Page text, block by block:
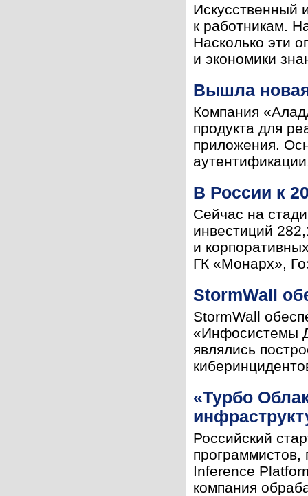
Искусственный
к работникам.
Насколько эти
и экономики
Вышла
Компания
продукта для
приложения.
В России к
Сейчас на
инвестиций
и
ГК «Монарх»,
StormWall
StormWall
«Инфосистемы
являлись
«Турбо
Российский
Inference
компания